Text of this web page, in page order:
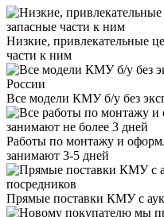
Низкие, привлекательные
части к ним
Все модели КМУ б/у без
Работы по монтажу и
занимают 3-5 дней
Прямые поставки КМУ с